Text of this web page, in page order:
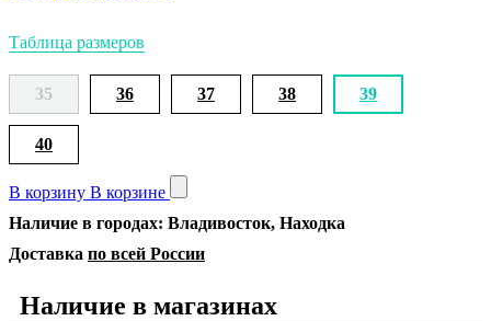
Таблица размеров
35 36 37 38 39
40
В корзину В корзине
Наличие в городах: Владивосток, Находка
Доставка по всей России
Наличие в магазинах